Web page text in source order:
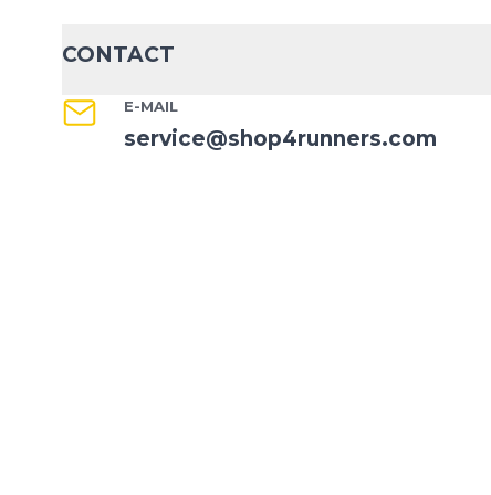
CONTACT
E-MAIL
service@shop4runners.com